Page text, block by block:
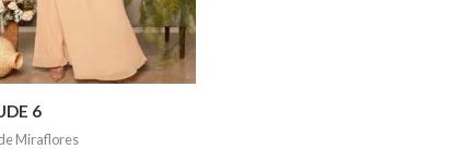
6
Miraflores